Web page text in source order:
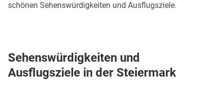
schönen Sehenswürdigkeiten und Ausflugsziele.
Sehenswürdigkeiten und
Ausflugsziele in der Steiermark